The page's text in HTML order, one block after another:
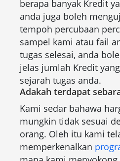
berapa banyak Kredit
anda juga boleh
tempoh percubaan
sampel kami atau fail
tugas selesai, anda
jelas jumlah Kredit
sejarah tugas anda.
Adakah terdapat
Kami sedar bahawa
mungkin tidak sesuai
orang. Oleh itu kami
memperkenalkan